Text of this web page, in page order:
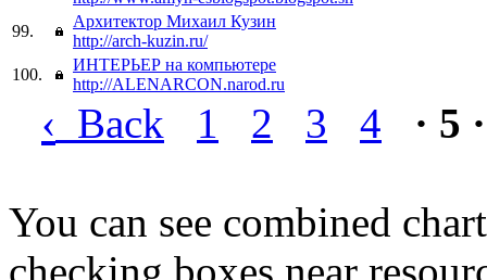
99.
Архитектор Михаил Кузин
http://arch-kuzin.ru/
100.
ИНТЕРЬЕР на компьютере
http://ALENARCON.narod.ru
‹ Back 1 2 3 4 · 5 ·
You can see combined
checking boxes near